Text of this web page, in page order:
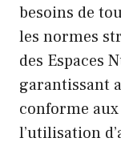
besoins de
les normes
des Espaces
garantissant
conforme
l’utilisation